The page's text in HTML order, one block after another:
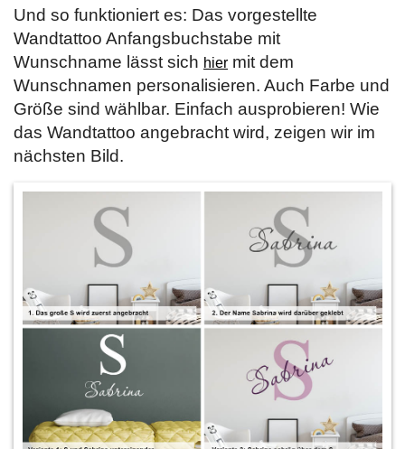
Und so funktioniert es: Das vorgestellte
Wandtattoo Anfangsbuchstabe mit
Wunschname lässt sich hier mit dem
Wunschnamen personalisieren. Auch Farbe und
Größe sind wählbar. Einfach ausprobieren! Wie
das Wandtattoo angebracht wird, zeigen wir im
nächsten Bild.